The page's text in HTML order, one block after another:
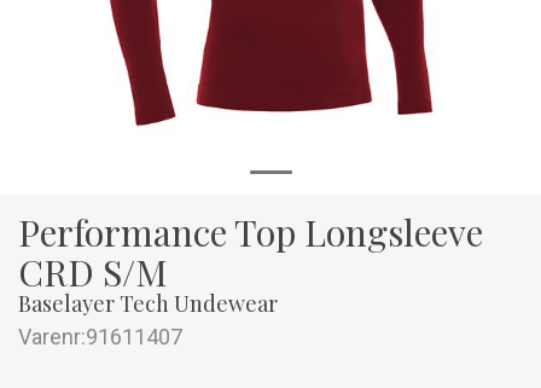
Performance Top Longsleeve
CRD S/M
Baselayer Tech Undewear
Varenr:91611407